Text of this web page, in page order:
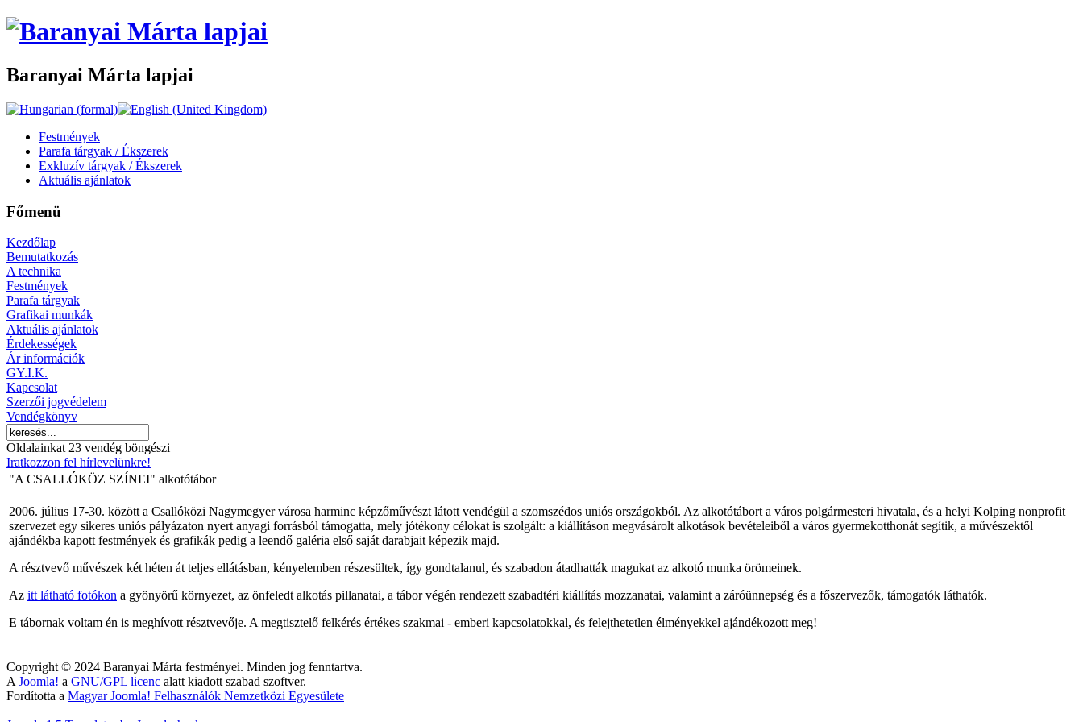
Baranyai Márta lapjai
Festmények
Parafa tárgyak / Ékszerek
Exkluzív tárgyak / Ékszerek
Aktuális ajánlatok
Főmenü
Kezdőlap
Bemutatkozás
A technika
Festmények
Parafa tárgyak
Grafikai munkák
Aktuális ajánlatok
Érdekességek
Ár információk
GY.I.K.
Kapcsolat
Szerzői jogvédelem
Vendégkönyv
Oldalainkat 23 vendég böngészi
Iratkozzon fel hírlevelünkre!
"A CSALLÓKÖZ SZÍNEI" alkotótábor
2006. július 17-30. között a Csallóközi Nagymegyer városa harminc képzőművészt látott vendégül a szomszédos uniós országokból. Az alkotótábort a város polgármesteri hivatala, és a helyi Kolping nonprofit
szervezet egy sikeres uniós pályázaton nyert anyagi forrásból támogatta, mely jótékony célokat is szolgált: a kiállításon megvásárolt alkotások bevételeiből a város gyermekotthonát segítik, a művészektől
ajándékba kapott festmények és grafikák pedig a leendő galéria első saját darabjait képezik majd.
A résztvevő művészek két héten át teljes ellátásban, kényelemben részesültek, így gondtalanul, és szabadon átadhatták magukat az alkotó munka örömeinek.
Az itt látható fotókon a gyönyörű környezet, az önfeledt alkotás pillanatai, a tábor végén rendezett szabadtéri kiállítás mozzanatai, valamint a záróünnepség és a főszervezők, támogatók láthatók.
E tábornak voltam én is meghívott résztvevője. A megtisztelő felkérés értékes szakmai - emberi kapcsolatokkal, és felejthetetlen élményekkel ajándékozott meg!
Copyright © 2024 Baranyai Márta festményei. Minden jog fenntartva.
A Joomla! a GNU/GPL licenc alatt kiadott szabad szoftver.
Fordította a Magyar Joomla! Felhasználók Nemzetközi Egyesülete